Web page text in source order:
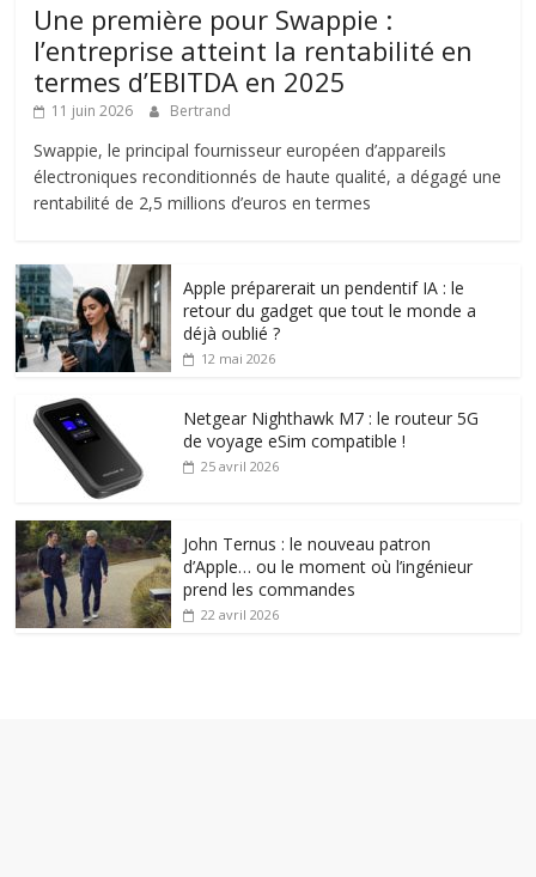
Une première pour Swappie :
l’entreprise atteint la rentabilité en
termes d’EBITDA en 2025
11 juin 2026 Bertrand
Swappie, le principal fournisseur européen d’appareils
électroniques reconditionnés de haute qualité, a dégagé une
rentabilité de 2,5 millions d’euros en termes
Apple préparerait un pendentif IA : le
retour du gadget que tout le monde a
déjà oublié ?
12 mai 2026
Netgear Nighthawk M7 : le routeur 5G
de voyage eSim compatible !
25 avril 2026
John Ternus : le nouveau patron
d’Apple… ou le moment où l’ingénieur
prend les commandes
22 avril 2026